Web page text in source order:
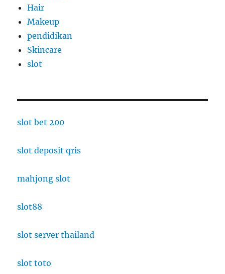
Hair
Makeup
pendidikan
Skincare
slot
slot bet 200
slot deposit qris
mahjong slot
slot88
slot server thailand
slot toto